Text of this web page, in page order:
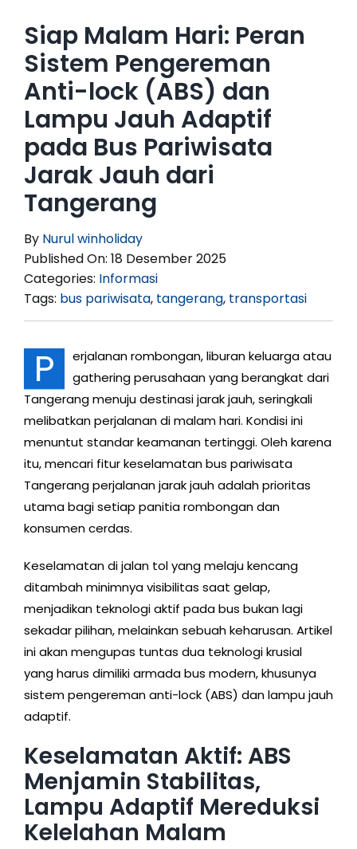
Siap Malam Hari: Peran
Sistem Pengereman
Anti-lock (ABS) dan
Lampu Jauh Adaptif
pada Bus Pariwisata
Jarak Jauh dari
Tangerang
By Nurul winholiday
Published On: 18 Desember 2025
Categories: Informasi
Tags: bus pariwisata, tangerang, transportasi
P
erjalanan rombongan, liburan keluarga atau
gathering perusahaan yang berangkat dari
Tangerang menuju destinasi jarak jauh, seringkali
melibatkan perjalanan di malam hari. Kondisi ini
menuntut standar keamanan tertinggi. Oleh karena
itu, mencari fitur keselamatan bus pariwisata
Tangerang perjalanan jarak jauh adalah prioritas
utama bagi setiap panitia rombongan dan
konsumen cerdas.
Keselamatan di jalan tol yang melaju kencang
ditambah minimnya visibilitas saat gelap,
menjadikan teknologi aktif pada bus bukan lagi
sekadar pilihan, melainkan sebuah keharusan. Artikel
ini akan mengupas tuntas dua teknologi krusial
yang harus dimiliki armada bus modern, khusunya
sistem pengereman anti-lock (ABS) dan lampu jauh
adaptif.
Keselamatan Aktif: ABS
Menjamin Stabilitas,
Lampu Adaptif Mereduksi
Kelelahan Malam